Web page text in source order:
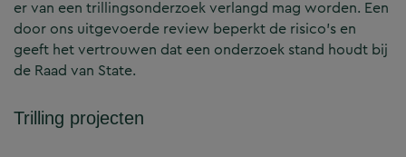
er van een trillingsonderzoek verlangd mag worden. Een
door ons uitgevoerde review beperkt de risico’s en
geeft het vertrouwen dat een onderzoek stand houdt bij
de Raad van State.
Trilling projecten